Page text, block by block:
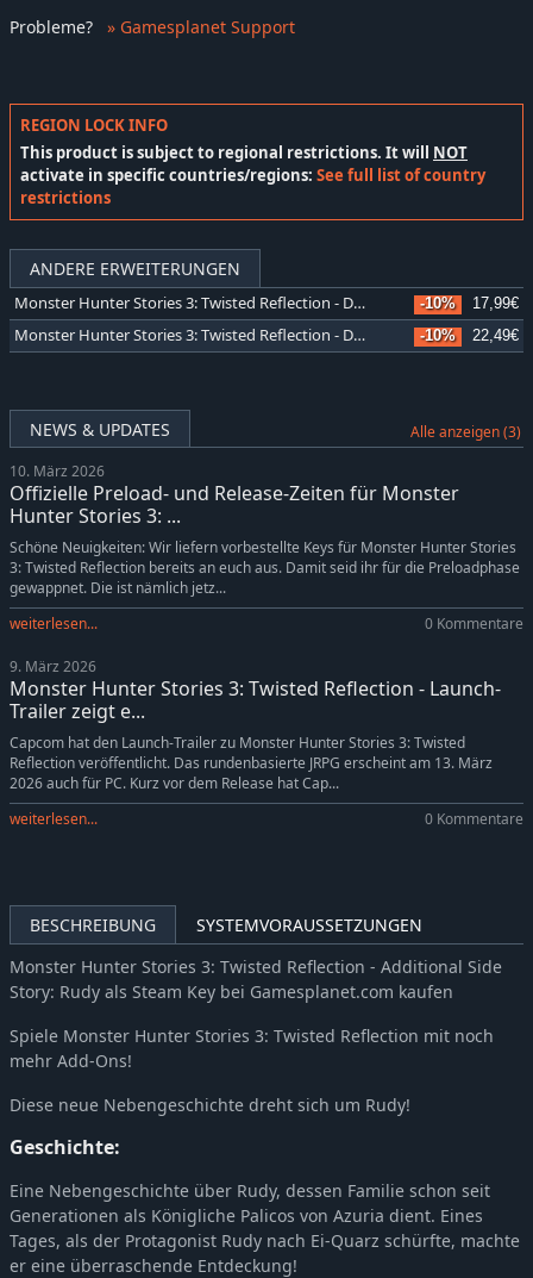
REGION LOCK INFO
This product is subject to regional restrictions. It will NOT
activate in specific countries/regions: See full list of country
restrictions
ANDERE ERWEITERUNGEN
Monster Hunter Stories 3: Twisted Reflection - DLC Pack -10% 17,99€
Monster Hunter Stories 3: Twisted Reflection - Deluxe Kit -10% 22,49€
NEWS & UPDATES Alle anzeigen (3)
10. März 2026
Offizielle Preload- und Release-Zeiten für Monster
Hunter Stories 3: ...
Schöne Neuigkeiten: Wir liefern vorbestellte Keys für Monster Hunter Stories
3: Twisted Reflection bereits an euch aus. Damit seid ihr für die Preloadphase
gewappnet. Die ist nämlich jetz...
weiterlesen...
0 Kommentare
9. März 2026
Monster Hunter Stories 3: Twisted Reflection - Launch-
Trailer zeigt e...
Capcom hat den Launch-Trailer zu Monster Hunter Stories 3: Twisted
Reflection veröffentlicht. Das rundenbasierte JRPG erscheint am 13. März
2026 auch für PC. Kurz vor dem Release hat Cap...
weiterlesen...
0 Kommentare
BESCHREIBUNG
SYSTEMVORAUSSETZUNGEN
Monster Hunter Stories 3: Twisted Reflection - Additional Side
Story: Rudy als Steam Key bei Gamesplanet.com kaufen
Spiele Monster Hunter Stories 3: Twisted Reflection mit noch
mehr Add-Ons!
Diese neue Nebengeschichte dreht sich um Rudy!
Geschichte:
Eine Nebengeschichte über Rudy, dessen Familie schon seit
Generationen als Königliche Palicos von Azuria dient. Eines
Tages, als der Protagonist Rudy nach Ei-Quarz schürfte, machte
er eine überraschende Entdeckung!
Probleme? » Gamesplanet Support